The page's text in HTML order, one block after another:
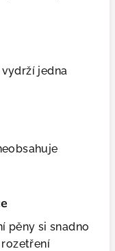
jedna
pěny si snadno